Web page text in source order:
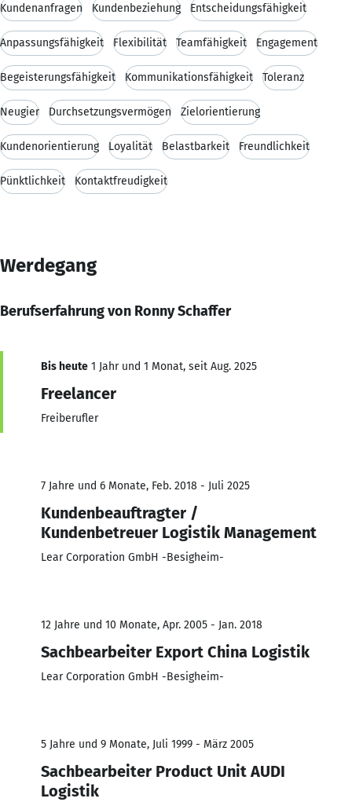
Kundenanfragen Kundenbeziehung Entscheidungsfähigkeit
Anpassungsfähigkeit Flexibilität Teamfähigkeit Engagement
Begeisterungsfähigkeit Kommunikationsfähigkeit Toleranz
Neugier Durchsetzungsvermögen Zielorientierung
Kundenorientierung Loyalität Belastbarkeit Freundlichkeit
Pünktlichkeit Kontaktfreudigkeit
Werdegang
Berufserfahrung von Ronny Schaffer
Bis heute 1 Jahr und 1 Monat, seit Aug. 2025
Freelancer
Freiberufler
7 Jahre und 6 Monate, Feb. 2018 - Juli 2025
Kundenbeauftragter /
Kundenbetreuer Logistik Management
Lear Corporation GmbH -Besigheim-
12 Jahre und 10 Monate, Apr. 2005 - Jan. 2018
Sachbearbeiter Export China Logistik
Lear Corporation GmbH -Besigheim-
5 Jahre und 9 Monate, Juli 1999 - März 2005
Sachbearbeiter Product Unit AUDI
Logistik